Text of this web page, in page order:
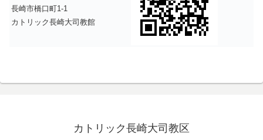
長崎市橋口町1-1
カトリック長崎大司教館
カトリック長崎大司教区